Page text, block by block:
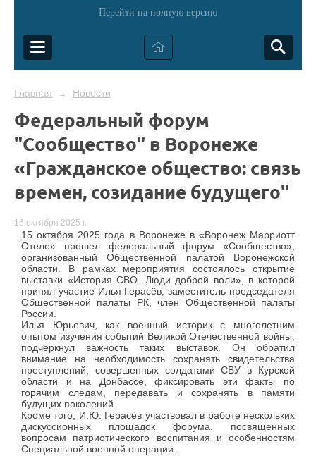
Перейти на полную версию
Главная → Новости
Федеральный форум
"Сообщество" в Воронеже
«Гражданское общество: связь
времен, созидание будущего"
16 октября 2025 г.
15 октября 2025 года в Воронеже в «Воронеж Марриотт
Отеле» прошел федеральный форум «Сообщество»,
организованный Общественной палатой Воронежской
области. В рамках мероприятия состоялось открытие
выставки «История СВО. Люди доброй воли», в которой
принял участие Илья Герасёв, заместитель председателя
Общественной палаты РК, член Общественной палаты
России.
Илья Юрьевич, как военный историк с многолетним
опытом изучения событий Великой Отечественной войны,
подчеркнул важность таких выставок. Он обратил
внимание на необходимость сохранять свидетельства
преступлений, совершенных солдатами СВУ в Курской
области и на Донбассе, фиксировать эти факты по
горячим следам, передавать и сохранять в памяти
будущих поколений.
Кроме того, И.Ю. Герасёв участвовал в работе нескольких
дискуссионных площадок форума, посвященных
вопросам патриотического воспитания и особенностям
Специальной военной операции.